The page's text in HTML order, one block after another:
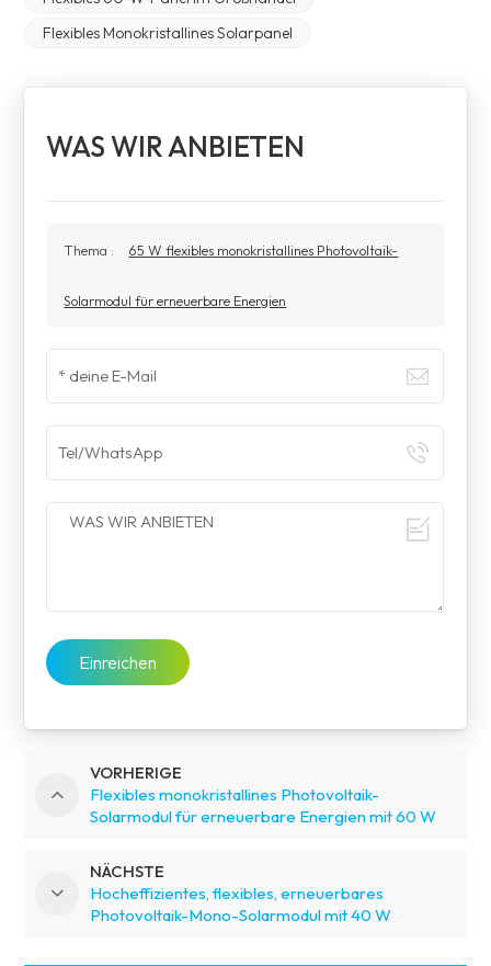
Flexibles Monokristallines Solarpanel
WAS WIR ANBIETEN
Thema : 65 W flexibles monokristallines Photovoltaik-
Solarmodul für erneuerbare Energien
Einreichen
VORHERIGE
Flexibles monokristallines Photovoltaik-
Solarmodul für erneuerbare Energien mit 60 W
NÄCHSTE
Hocheffizientes, flexibles, erneuerbares
Photovoltaik-Mono-Solarmodul mit 40 W